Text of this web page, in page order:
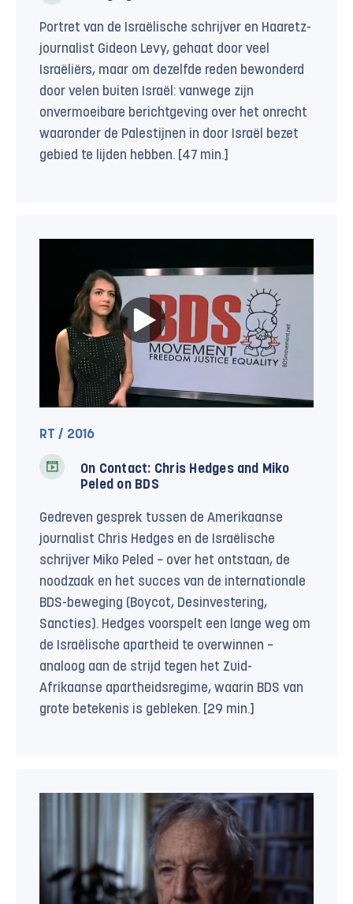
Portret van de Israëlische schrijver en Haaretz-
journalist Gideon Levy, gehaat door veel
Israëliërs, maar om dezelfde reden bewonderd
door velen buiten Israël: vanwege zijn
onvermoeibare berichtgeving over het onrecht
waaronder de Palestijnen in door Israël bezet
gebied te lijden hebben. [47 min.]
RT / 2016
On Contact: Chris Hedges and Miko
Peled on BDS
Gedreven gesprek tussen de Amerikaanse
journalist Chris Hedges en de Israëlische
schrijver Miko Peled − over het ontstaan, de
noodzaak en het succes van de internationale
BDS-beweging (Boycot, Desinvestering,
Sancties). Hedges voorspelt een lange weg om
de Israëlische apartheid te overwinnen −
analoog aan de strijd tegen het Zuid-
Afrikaanse apartheidsregime, waarin BDS van
grote betekenis is gebleken. [29 min.]